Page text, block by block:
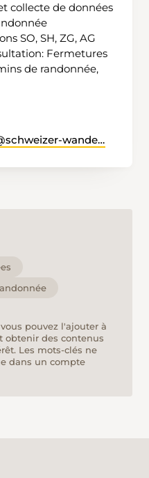
collecte de données
SO, SH, ZG, AG
Fermetures
de randonnée,
susanne.frauenfelder@schweizer-wanderwege.ch
pouvez l'ajouter à
obtenir des contenus
Les mots-clés ne
dans un compte